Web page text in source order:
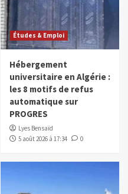
Études & Emploi
Hébergement
universitaire en Algérie :
les 8 motifs de refus
automatique sur
PROGRES
Lyes Bensaïd
5 août 2026 à 17:34
0